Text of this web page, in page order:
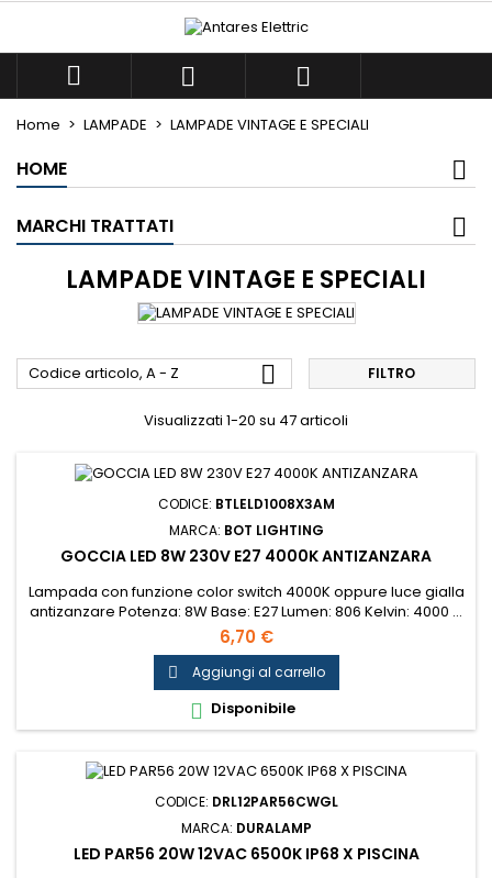
  
Home LAMPADE LAMPADE VINTAGE E SPECIALI
HOME
MARCHI TRATTATI
LAMPADE VINTAGE E SPECIALI
Codice articolo, A - Z  FILTRO
Visualizzati 1-20 su 47 articoli
CODICE: BTLELD1008X3AM
MARCA: BOT LIGHTING
GOCCIA LED 8W 230V E27 4000K ANTIZANZARA
Lampada con funzione color switch 4000K oppure luce gialla
antizanzare Potenza: 8W Base: E27 Lumen: 806 Kelvin: 4000 ...
6,70 €
 Aggiungi al carrello
 Disponibile
CODICE: DRL12PAR56CWGL
MARCA: DURALAMP
LED PAR56 20W 12VAC 6500K IP68 X PISCINA
Le mie liste di desideri ×
Crea nuova lista
((modalTitle)) ×
((confirmMessage))
×
×
Devi avere effettuato l'accesso per salvare dei
prodotti nella tua lista dei desideri.
((cancelText)) ((loginText))